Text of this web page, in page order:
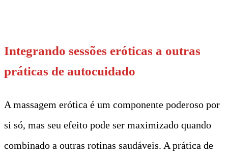
Integrando sessões eróticas a outras
práticas de autocuidado
A massagem erótica é um componente poderoso por
si só, mas seu efeito pode ser maximizado quando
combinado a outras rotinas saudáveis. A prática de